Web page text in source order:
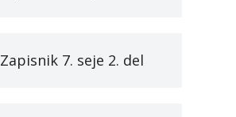
Zapisnik 7. seje 2. del